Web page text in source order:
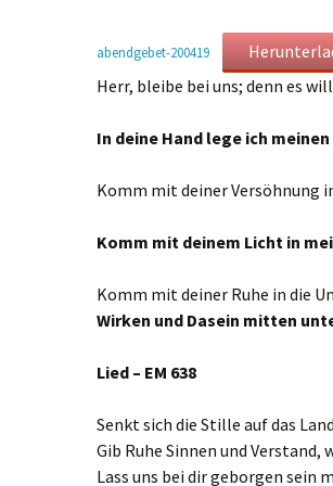
Mahlfeier ·
Mahlfeier mit
Friedensgebet
Mahlfeier am
Einsatzstücke zur
Gliederaufnahme
Broschüre
Weitere Kasualien Trauung und
Trauerfeier mit
EmK
abendgebet-200419
Herr, bleibe bei uns; denn es
In deine Hand lege ich
Komm mit deiner Versöhnung
Komm mit deinem Licht in
Komm mit deiner Ruhe in die
Wirken und Dasein mitten
Lied – EM 638
Senkt sich die Stille auf das
Gib Ruhe Sinnen und Verstand,
Lass uns bei dir geborgen sein